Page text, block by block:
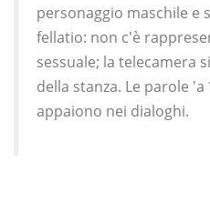
personaggio maschile e
fellatio: non c'è
sessuale; la telecamera
della stanza. Le parole
appaiono nei dialoghi.